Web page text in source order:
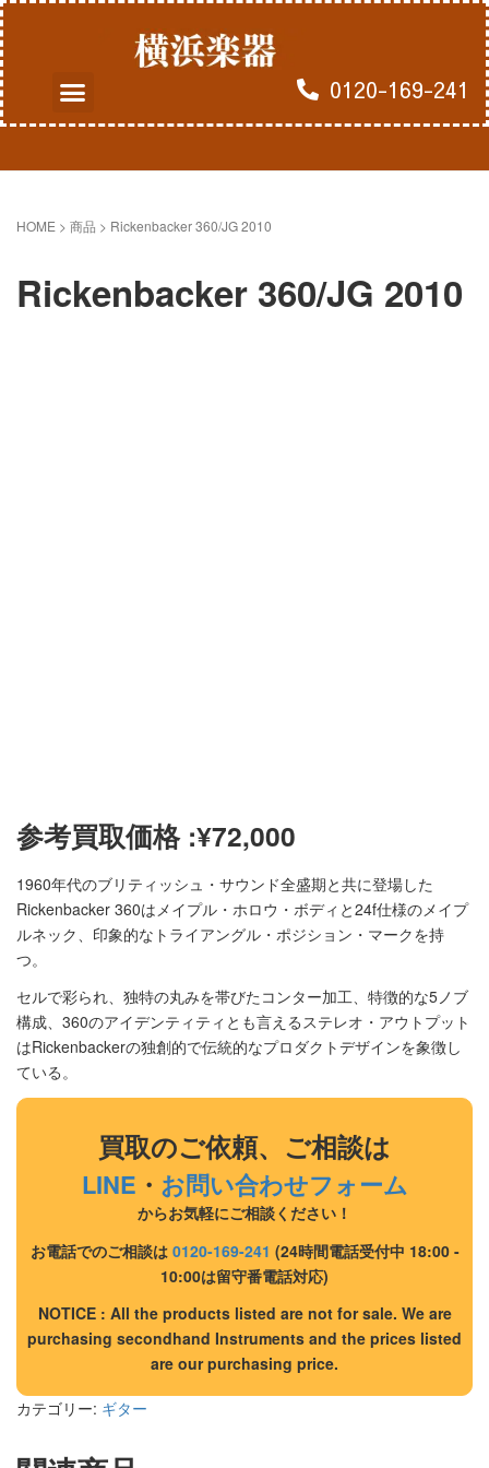
0120-169-241
HOME > 商品 > Rickenbacker 360/JG 2010
Rickenbacker 360/JG 2010
参考買取価格 :¥72,000
1960年代のブリティッシュ・サウンド全盛期と共に登場した
Rickenbacker 360はメイプル・ホロウ・ボディと24f仕様のメイプ
ルネック、印象的なトライアングル・ポジション・マークを持
つ。
セルで彩られ、独特の丸みを帯びたコンター加工、特徴的な5ノブ
構成、360のアイデンティティとも言えるステレオ・アウトプット
はRickenbackerの独創的で伝統的なプロダクトデザインを象徴し
ている。
買取のご依頼、ご相談は
LINE ・ お問い合わせフォーム
からお気軽にご相談ください！
お電話でのご相談は 0120-169-241 (24時間電話受付中 18:00 -
10:00は留守番電話対応)
NOTICE : All the products listed are not for sale. We are
purchasing secondhand Instruments and the prices listed
are our purchasing price.
カテゴリー: ギター